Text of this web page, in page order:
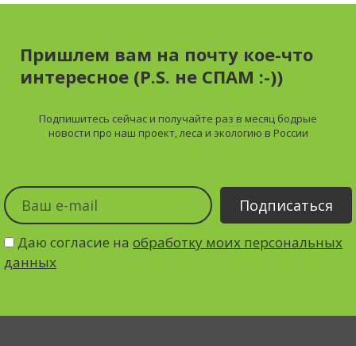
Пришлем вам на почту кое-что
интересное (P.S. не СПАМ :-))
Подпишитесь сейчас и получайте раз в месяц бодрые
новости про наш проект, леса и экологию в России
Даю согласие на обработку моих персональных
данных